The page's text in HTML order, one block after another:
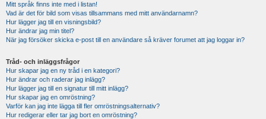
Mitt språk finns inte med i listan!
Vad är det för bild som visas tillsammans med mitt användarnamn?
Hur lägger jag till en visningsbild?
Hur ändrar jag min titel?
När jag försöker skicka e-post till en användare så kräver forumet att jag loggar in?
Tråd- och inläggsfrågor
Hur skapar jag en ny tråd i en kategori?
Hur ändrar och raderar jag inlägg?
Hur lägger jag till en signatur till mitt inlägg?
Hur skapar jag en omröstning?
Varför kan jag inte lägga till fler omröstningsalternativ?
Hur redigerar eller tar jag bort en omröstning?